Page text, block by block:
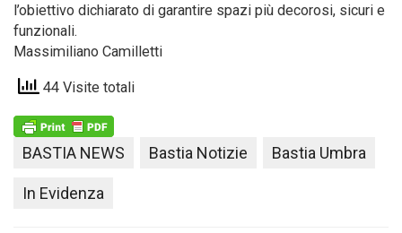
l’obiettivo dichiarato di garantire spazi più decorosi, sicuri e
funzionali.
Massimiliano Camilletti
44 Visite totali
BASTIA NEWS Bastia Notizie Bastia Umbra
In Evidenza